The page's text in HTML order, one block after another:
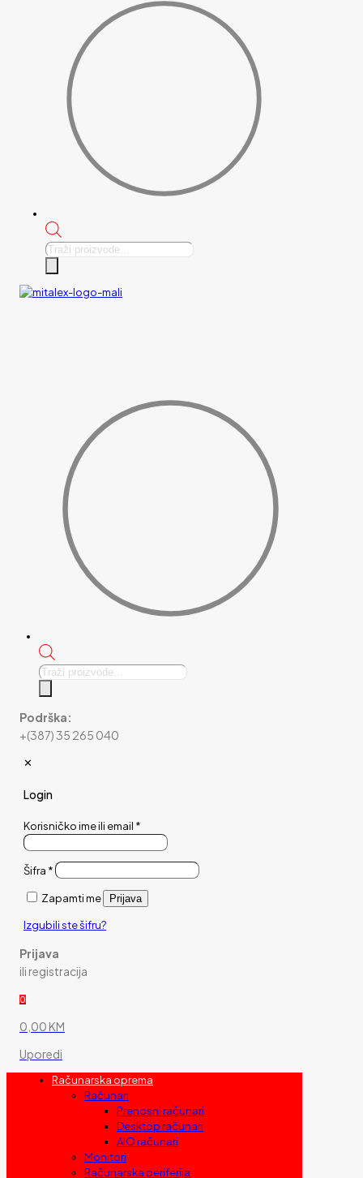
Products
Products
Podrška:
+(387) 35 265 040
✕
Login
Korisničko ime ili email *
Šifra *
Zapamti me Prijava
Izgubili ste šifru?
Prijava
ili registracija
0
0,00 KM
Uporedi
Računarska oprema
Računari
Prenosni računari
Desktop računari
AIO računari
Monitori
Računarska periferija